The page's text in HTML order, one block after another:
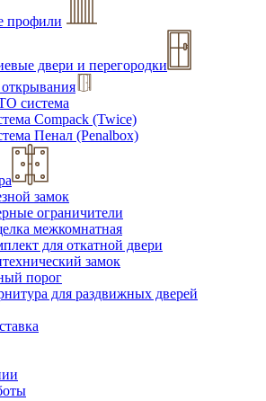
профили
двери и перегородки
система
Compack (Twice)
Пенал (Penalbox)
замок
ограничители
межкомнатная
для откатной двери
замок
порог
для раздвижных дверей